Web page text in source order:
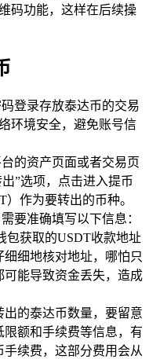
码功能，这样在后续操
登录存放泰达币的交易
环境安全，避免账号信
的资产页面或者交易页
”选项，点击进入提币
作为要转出的币种。
要准确填写以下信息：
包获取的USDT收款地址
细地核对地址，哪怕只
能导致资金丢失，造成
出的泰达币数量，要留意
额和手续费等信息，有
续费，这部分费用会从